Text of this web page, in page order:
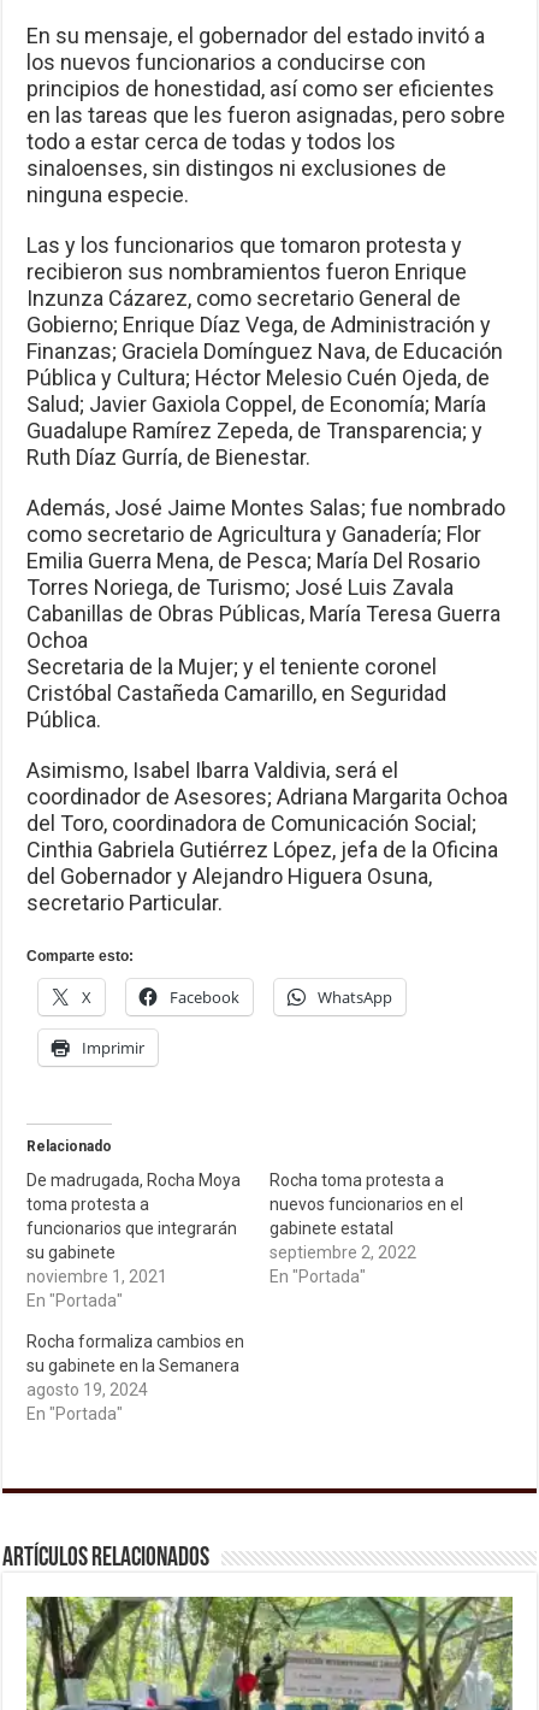
En su mensaje, el gobernador del estado invitó a
los nuevos funcionarios a conducirse con
principios de honestidad, así como ser eficientes
en las tareas que les fueron asignadas, pero sobre
todo a estar cerca de todas y todos los
sinaloenses, sin distingos ni exclusiones de
ninguna especie.
Las y los funcionarios que tomaron protesta y
recibieron sus nombramientos fueron Enrique
Inzunza Cázarez, como secretario General de
Gobierno; Enrique Díaz Vega, de Administración y
Finanzas; Graciela Domínguez Nava, de Educación
Pública y Cultura; Héctor Melesio Cuén Ojeda, de
Salud; Javier Gaxiola Coppel, de Economía; María
Guadalupe Ramírez Zepeda, de Transparencia; y
Ruth Díaz Gurría, de Bienestar.
Además, José Jaime Montes Salas; fue nombrado
como secretario de Agricultura y Ganadería; Flor
Emilia Guerra Mena, de Pesca; María Del Rosario
Torres Noriega, de Turismo; José Luis Zavala
Cabanillas de Obras Públicas, María Teresa Guerra
Ochoa
Secretaria de la Mujer; y el teniente coronel
Cristóbal Castañeda Camarillo, en Seguridad
Pública.
Asimismo, Isabel Ibarra Valdivia, será el
coordinador de Asesores; Adriana Margarita Ochoa
del Toro, coordinadora de Comunicación Social;
Cinthia Gabriela Gutiérrez López, jefa de la Oficina
del Gobernador y Alejandro Higuera Osuna,
secretario Particular.
Comparte esto:
X Facebook WhatsApp
Imprimir
Relacionado
De madrugada, Rocha Moya
toma protesta a
funcionarios que integrarán
su gabinete
noviembre 1, 2021
En "Portada"
Rocha toma protesta a
nuevos funcionarios en el
gabinete estatal
septiembre 2, 2022
En "Portada"
Rocha formaliza cambios en
su gabinete en la Semanera
agosto 19, 2024
En "Portada"
Artículos relacionados